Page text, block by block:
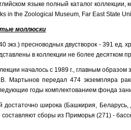
языке полный каталог
in the Zoological Museum, Far East State
моллюски
экз.) пресноводных двустворок - 391 ед.
в коллекции не более десятком
началось с 1989 г., главным
Мартынов передал 474 экземпляра
годы комплектованием фонда
достаточно широка (Башкирия,
сборы из Приморья (271) -